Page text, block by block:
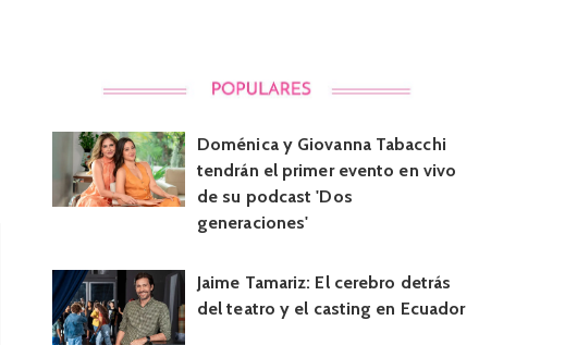
Doménica y Giovanna Tabacchi
tendrán el primer evento en vivo
de su podcast 'Dos
generaciones'
Jaime Tamariz: El cerebro detrás
del teatro y el casting en Ecuador